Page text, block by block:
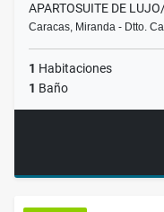
APARTOSUITE DE
Caracas, Miranda - Dtto.
1 Habitaciones
1 Baño